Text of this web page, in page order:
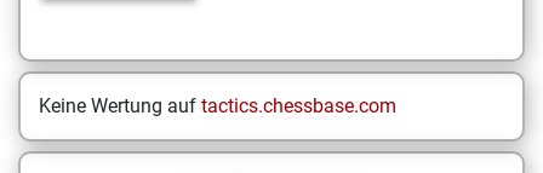
Keine Wertung auf tactics.chessbase.com